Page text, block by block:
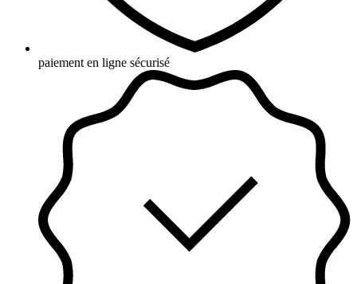
paiement en ligne sécurisé